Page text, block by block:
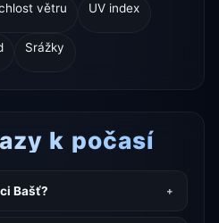
větru UV index
Srážky
k počasí
Bašť?